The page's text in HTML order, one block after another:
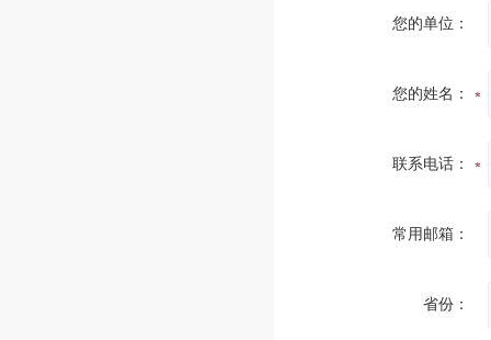
您的单位：
您的姓名：
联系电话：
常用邮箱：
省份：